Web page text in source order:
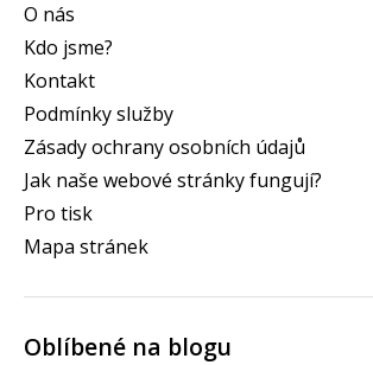
O nás
Kdo jsme?
Kontakt
Podmínky služby
Zásady ochrany osobních údajů
Jak naše webové stránky fungují?
Pro tisk
Mapa stránek
Oblíbené na blogu